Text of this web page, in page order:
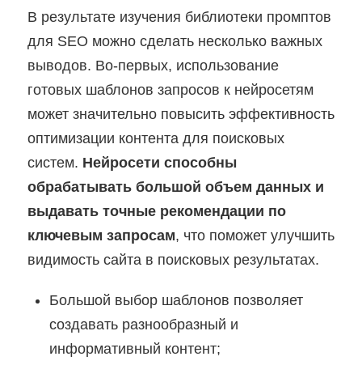
В результате изучения библиотеки промптов
для SEO можно сделать несколько важных
выводов. Во-первых, использование
готовых шаблонов запросов к нейросетям
может значительно повысить эффективность
оптимизации контента для поисковых
систем. Нейросети способны
обрабатывать большой объем данных и
выдавать точные рекомендации по
ключевым запросам, что поможет улучшить
видимость сайта в поисковых результатах.
Большой выбор шаблонов позволяет
создавать разнообразный и
информативный контент;